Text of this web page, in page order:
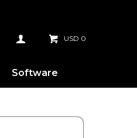
Software
USD 0